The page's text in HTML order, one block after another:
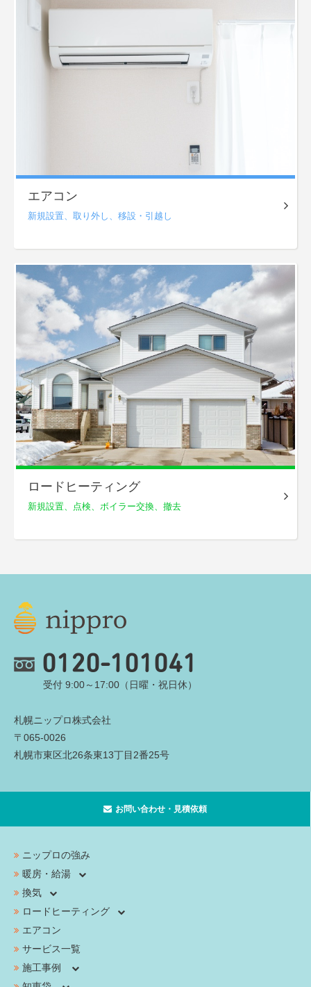
エアコン
新規設置、 取り外し、 移設・引越し
ロードヒーティング
新規設置、点検、 ボイラー交換、撤去
0120-101041
受付 9:00～17:00（日曜・祝日休）
札幌ニップロ株式会社
〒065-0026
札幌市東区北26条東13丁目2番25号
お問い合わせ・見積依頼
ニップロの強み
暖房・給湯
換気
ロードヒーティング
エアコン
サービス一覧
施工事例